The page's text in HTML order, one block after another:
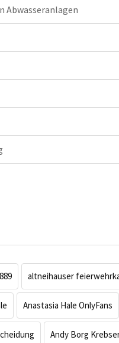
Abwasseranlagen
altneihauser
Anastasia Hale OnlyFans
Andy Borg